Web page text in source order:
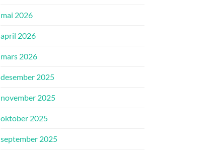
mai 2026
april 2026
mars 2026
desember 2025
november 2025
oktober 2025
september 2025